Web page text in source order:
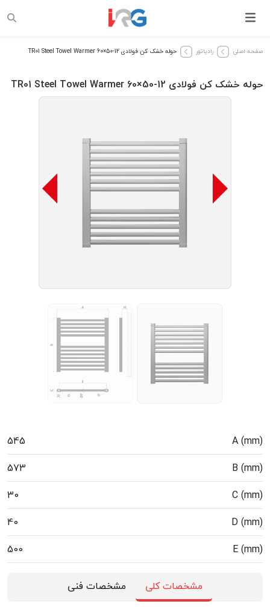
صفحه اصلی رادیاتور حوله خشک کن فولادی TR01 Steel Towel Warmer 60×50-12
حوله خشک کن فولادی TR01 Steel Towel Warmer 60×50-12
A (mm)
545
B (mm)
573
C (mm)
30
D (mm)
40
E (mm)
500
مشخصات کلی
مشخصات فنی